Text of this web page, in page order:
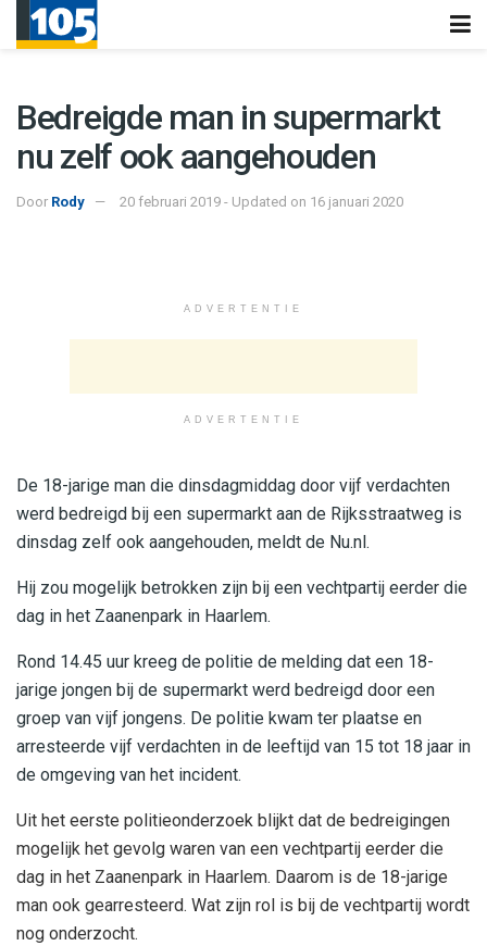
Bedreigde man in supermarkt
nu zelf ook aangehouden
Door Rody 20 februari 2019 - Updated on 16 januari 2020
ADVERTENTIE
ADVERTENTIE
De 18-jarige man die dinsdagmiddag door vijf verdachten
werd bedreigd bij een supermarkt aan de Rijksstraatweg is
dinsdag zelf ook aangehouden, meldt de Nu.nl.
Hij zou mogelijk betrokken zijn bij een vechtpartij eerder die
dag in het Zaanenpark in Haarlem.
Rond 14.45 uur kreeg de politie de melding dat een 18-
jarige jongen bij de supermarkt werd bedreigd door een
groep van vijf jongens. De politie kwam ter plaatse en
arresteerde vijf verdachten in de leeftijd van 15 tot 18 jaar in
de omgeving van het incident.
Uit het eerste politieonderzoek blijkt dat de bedreigingen
mogelijk het gevolg waren van een vechtpartij eerder die
dag in het Zaanenpark in Haarlem. Daarom is de 18-jarige
man ook gearresteerd. Wat zijn rol is bij de vechtpartij wordt
nog onderzocht.